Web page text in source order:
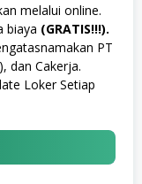
melalui online.
biaya (GRATIS!!!).
PT
dan Cakerja.
Loker Setiap